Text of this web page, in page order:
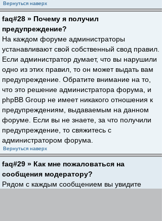
Вернуться наверх
faq#28 » Почему я получил
предупреждение?
На каждом форуме администраторы
устанавливают свой собственный свод правил.
Если администратор думает, что вы нарушили
одно из этих правил, то он может выдать вам
предупреждение. Обратите внимание на то,
что это решение администратора форума, и
phpBB Group не имеет никакого отношения к
предупреждениям, выдаваемым на данном
форуме. Если вы не знаете, за что получили
предупреждение, то свяжитесь с
администратором форума.
Вернуться наверх
faq#29 » Как мне пожаловаться на
сообщения модератору?
Рядом с каждым сообщением вы увидите